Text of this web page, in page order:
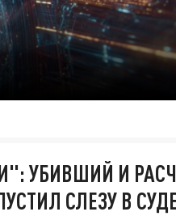
УБИВШИЙ И
СЛЕЗУ В